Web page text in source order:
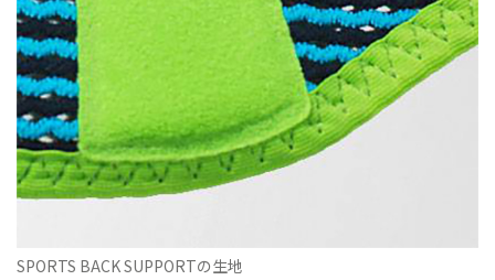
SPORTS BACK SUPPORTの生地